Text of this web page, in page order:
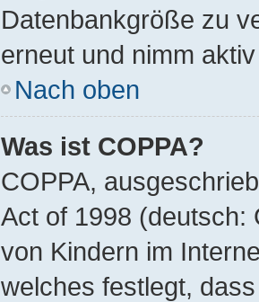
Datenbankgröße zu
erneut und nimm
Nach oben
Was ist COPPA?
COPPA,
Act of 1998 (deutsch:
von Kindern im
welches festlegt,